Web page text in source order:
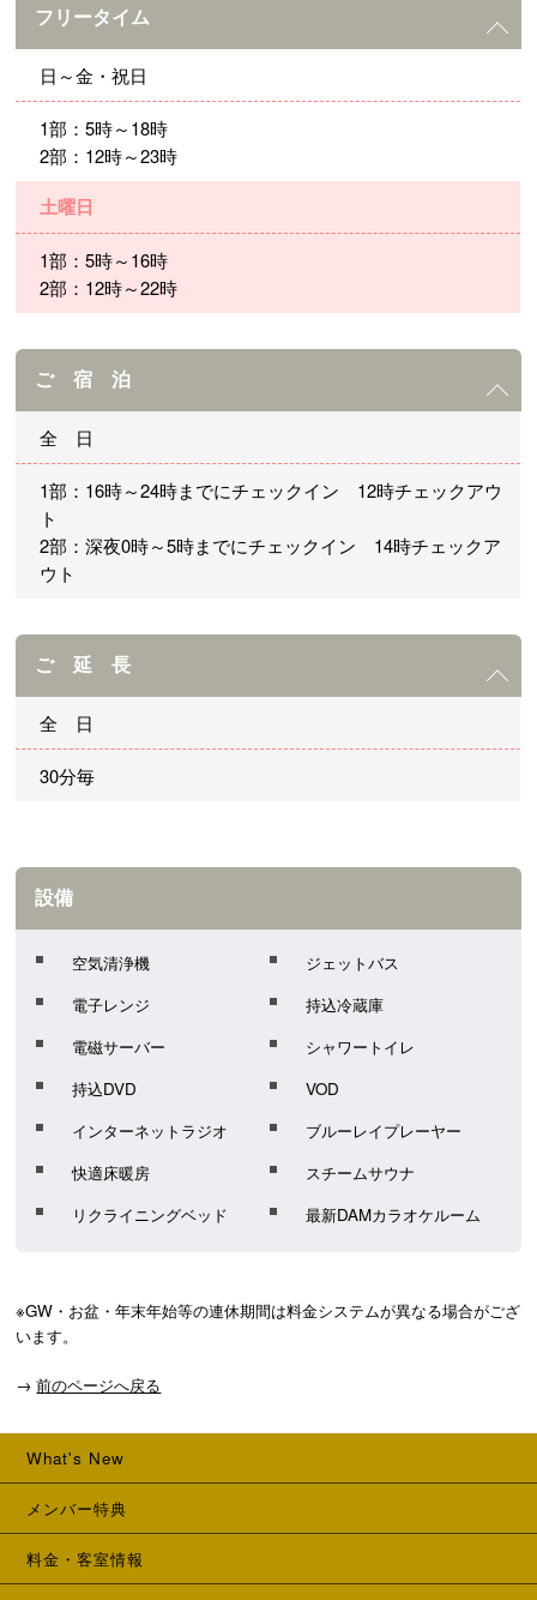
フリータイム
日～金・祝日
1部：5時～18時
2部：12時～23時
土曜日
1部：5時～16時
2部：12時～22時
ご 宿 泊
全 日
1部：16時～24時までにチェックイン 12時チェックアウ
ト
2部：深夜0時～5時までにチェックイン 14時チェックア
ウト
ご 延 長
全 日
30分毎
設備
空気清浄機
ジェットバス
電子レンジ
持込冷蔵庫
電磁サーバー
シャワートイレ
持込DVD
VOD
インターネットラジオ
ブルーレイプレーヤー
快適床暖房
スチームサウナ
リクライニングベッド
最新DAMカラオケルーム
※GW・お盆・年末年始等の連休期間は料金システムが異なる場合がござ
います。
→ 前のページへ戻る
What's New
メンバー特典
料金・客室情報